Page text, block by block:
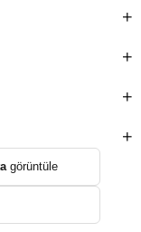
görüntüle